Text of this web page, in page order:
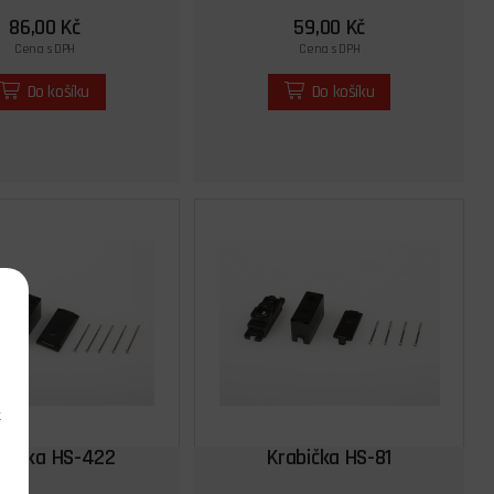
86,00 Kč
Cena s DPH
Do košíku
59,00 Kč
Cena s DPH
Do košíku
HS-422 Krabička HS-81